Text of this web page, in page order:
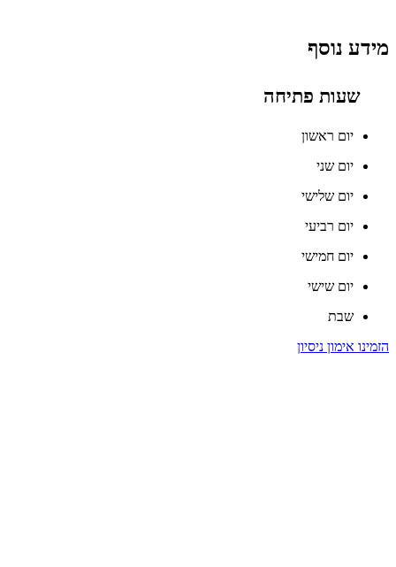
מידע נוסף
שעות פתיחה
יום ראשון
יום שני
יום שלישי
יום רביעי
יום חמישי
יום שישי
שבת
הזמינו אימון ניסיון